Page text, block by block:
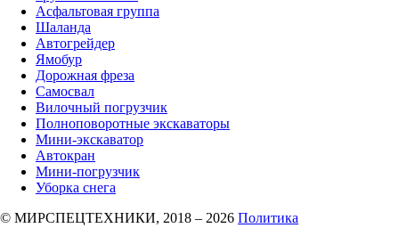
Асфальтовая группа
Шаланда
Автогрейдер
Ямобур
Дорожная фреза
Самосвал
Вилочный погрузчик
Полноповоротные экскаваторы
Мини-экскаватор
Автокран
Мини-погрузчик
Уборка снега
© МИРСПЕЦТЕХНИКИ, 2018 – 2026 Политика